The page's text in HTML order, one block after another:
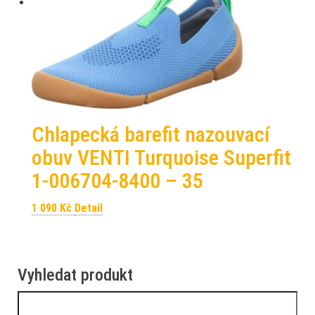
Chlapecká barefit nazouvací
obuv VENTI Turquoise Superfit
1-006704-8400 – 35
1 090 Kč Detail
Vyhledat produkt